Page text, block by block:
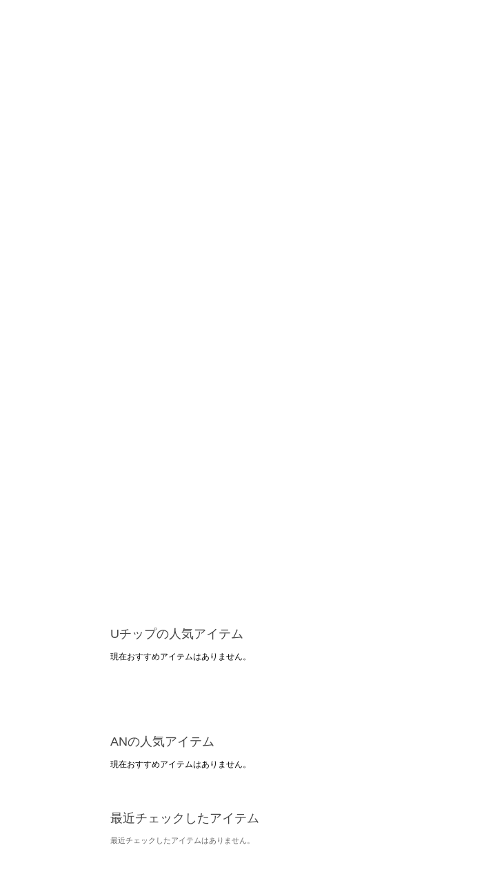
Uチップの人気アイテム
現在おすすめアイテムはありません。
ANの人気アイテム
現在おすすめアイテムはありません。
最近チェックしたアイテム
最近チェックしたアイテムはありません。